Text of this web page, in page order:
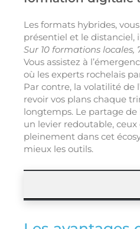
Les formats hybrides,
présentiel et le distanciel,
Sur 10 formations
Vous assistez à
où les experts rochelais
Par contre, la volatilité de
revoir vos plans chaque
longtemps. Le partage
un levier redoutable,
pleinement dans cet
mieux les outils.